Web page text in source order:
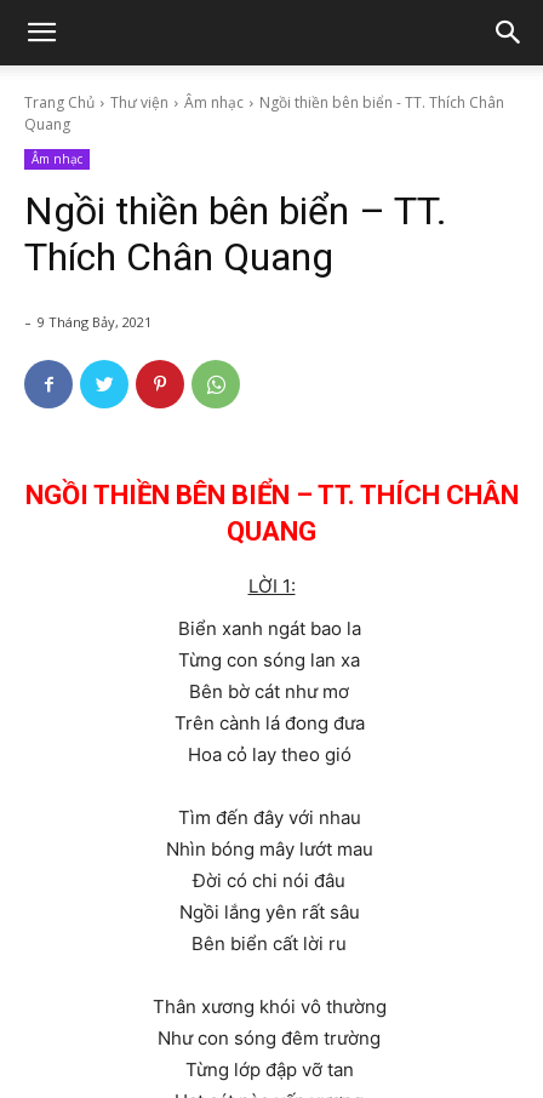
Trang Chủ Thư viện Âm nhạc
Ngồi thiền bên biển - TT. Thích Chân
Quang
Âm nhạc
Ngồi thiền bên biển – TT.
Thích Chân Quang
- 9 Tháng Bảy, 2021
NGỒI THIỀN BÊN BIỂN – TT. THÍCH CHÂN
QUANG
LỜI 1:
Biển xanh ngát bao la
Từng con sóng lan xa
Bên bờ cát như mơ
Trên cành lá đong đưa
Hoa cỏ lay theo gió
Tìm đến đây với nhau
Nhìn bóng mây lướt mau
Đời có chi nói đâu
Ngồi lắng yên rất sâu
Bên biển cất lời ru
Thân xương khói vô thường
Như con sóng đêm trường
Từng lớp đập vỡ tan